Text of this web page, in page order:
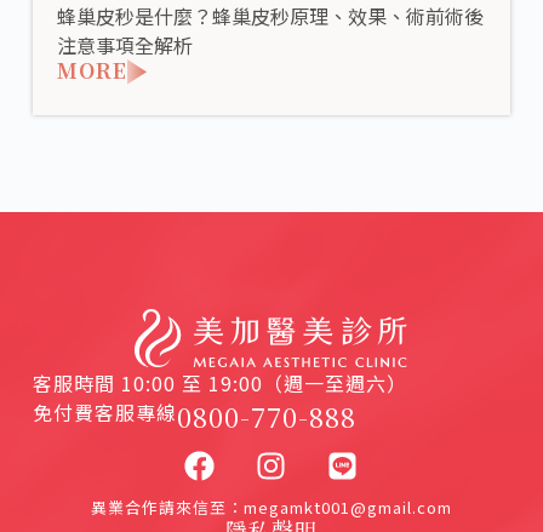
蜂巢皮秒是什麼？蜂巢皮秒原理、效果、術前術後
注意事項全解析
MORE
客服時間 10:00 至 19:00（週一至週六）
免付費客服專線0800-770-888
異業合作請來信至：megamkt001@gmail.com